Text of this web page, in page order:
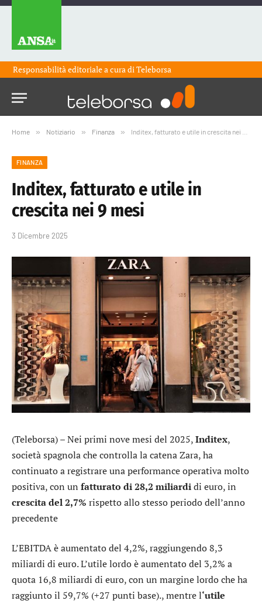
Responsabilità editoriale a cura diTeleborsa
Home » Notiziario » Finanza » Inditex, fatturato e utile in crescita nei 9 mesi
FINANZA
Inditex, fatturato e utile in
crescita nei 9 mesi
3 Dicembre 2025
(Teleborsa) – Nei primi nove mesi del 2025,Inditex,
società spagnola che controlla la catena Zara, ha
continuato a registrare una performance operativa molto
positiva, con un fatturato di 28,2 miliardidi euro, in
crescita del 2,7% rispetto allo stesso periodo dell’anno
precedente
L’EBITDA è aumentato del 4,2%, raggiungendo 8,3
miliardi di euro. L’utile lordo è aumentato del 3,2% a
quota 16,8 miliardi di euro, con un margine lordo che ha
raggiunto il 59,7% (+27 punti base)., mentre l‘utile